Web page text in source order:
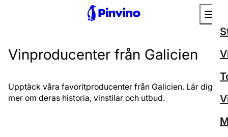
Vinproducenter från Galicien
Upptäck våra favoritproducenter från Galicien. Lär dig
mer om deras historia, vinstilar och utbud.